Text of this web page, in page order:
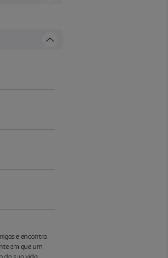
e encontra
em que um